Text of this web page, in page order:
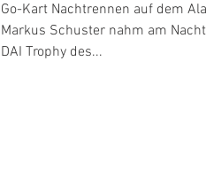
Go-Kart Nachtrennen auf dem
Markus Schuster nahm am
DAI Trophy des...